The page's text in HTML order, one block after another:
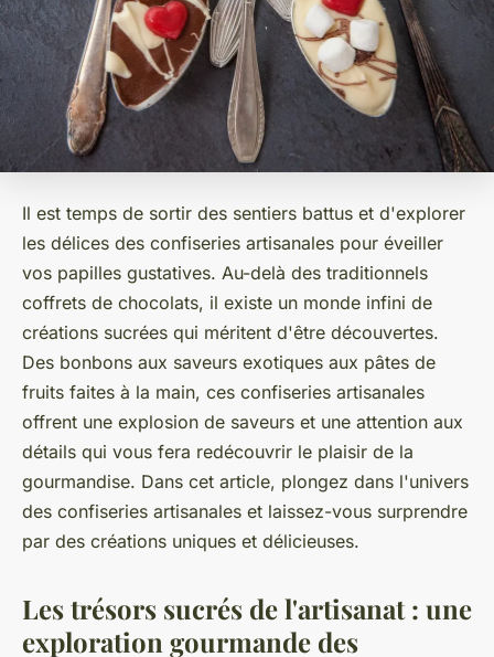
Il est temps de sortir des sentiers battus et d'explorer
les délices des confiseries artisanales pour éveiller
vos papilles gustatives. Au-delà des traditionnels
coffrets de chocolats, il existe un monde infini de
créations sucrées qui méritent d'être découvertes.
Des bonbons aux saveurs exotiques aux pâtes de
fruits faites à la main, ces confiseries artisanales
offrent une explosion de saveurs et une attention aux
détails qui vous fera redécouvrir le plaisir de la
gourmandise. Dans cet article, plongez dans l'univers
des confiseries artisanales et laissez-vous surprendre
par des créations uniques et délicieuses.
Les trésors sucrés de l'artisanat : une
exploration gourmande des